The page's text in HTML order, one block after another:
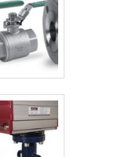
for
e
de
e
time de
serviço,